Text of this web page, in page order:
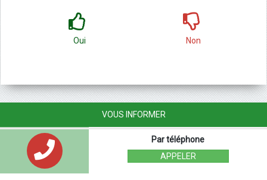
Oui Non
VOUS INFORMER
Par téléphone
APPELER